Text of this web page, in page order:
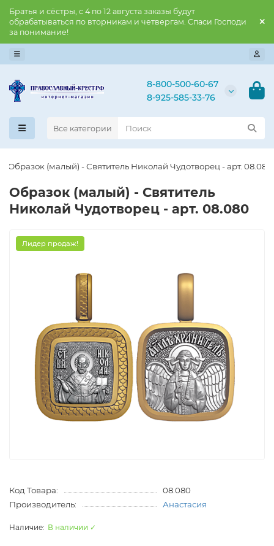
Братья и сёстры, с 4 по 12 августа заказы будут
обрабатываться по вторникам и четвергам. Спаси Господи
за понимание!
8-800-500-60-67
8-925-585-33-76
Все категории
Образок (малый) - Святитель Николай Чудотворец - арт. 08.080
Образок (малый) - Святитель
Николай Чудотворец - арт. 08.080
Лидер продаж!
Код Товара:
08.080
Производитель:
Анастасия
В наличии ✓